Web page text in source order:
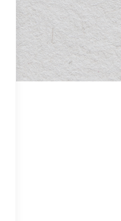
08.08.2026 19:30
ДИЗАЙН ЗАВОД
Summer Sound